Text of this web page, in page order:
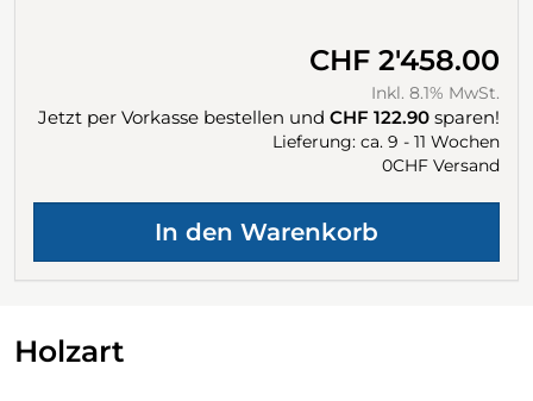
CHF 2'458.00
Inkl. 8.1% MwSt.
Jetzt per Vorkasse bestellen und CHF 122.90 sparen!
Lieferung: ca. 9 - 11 Wochen
0CHF Versand
Holzart